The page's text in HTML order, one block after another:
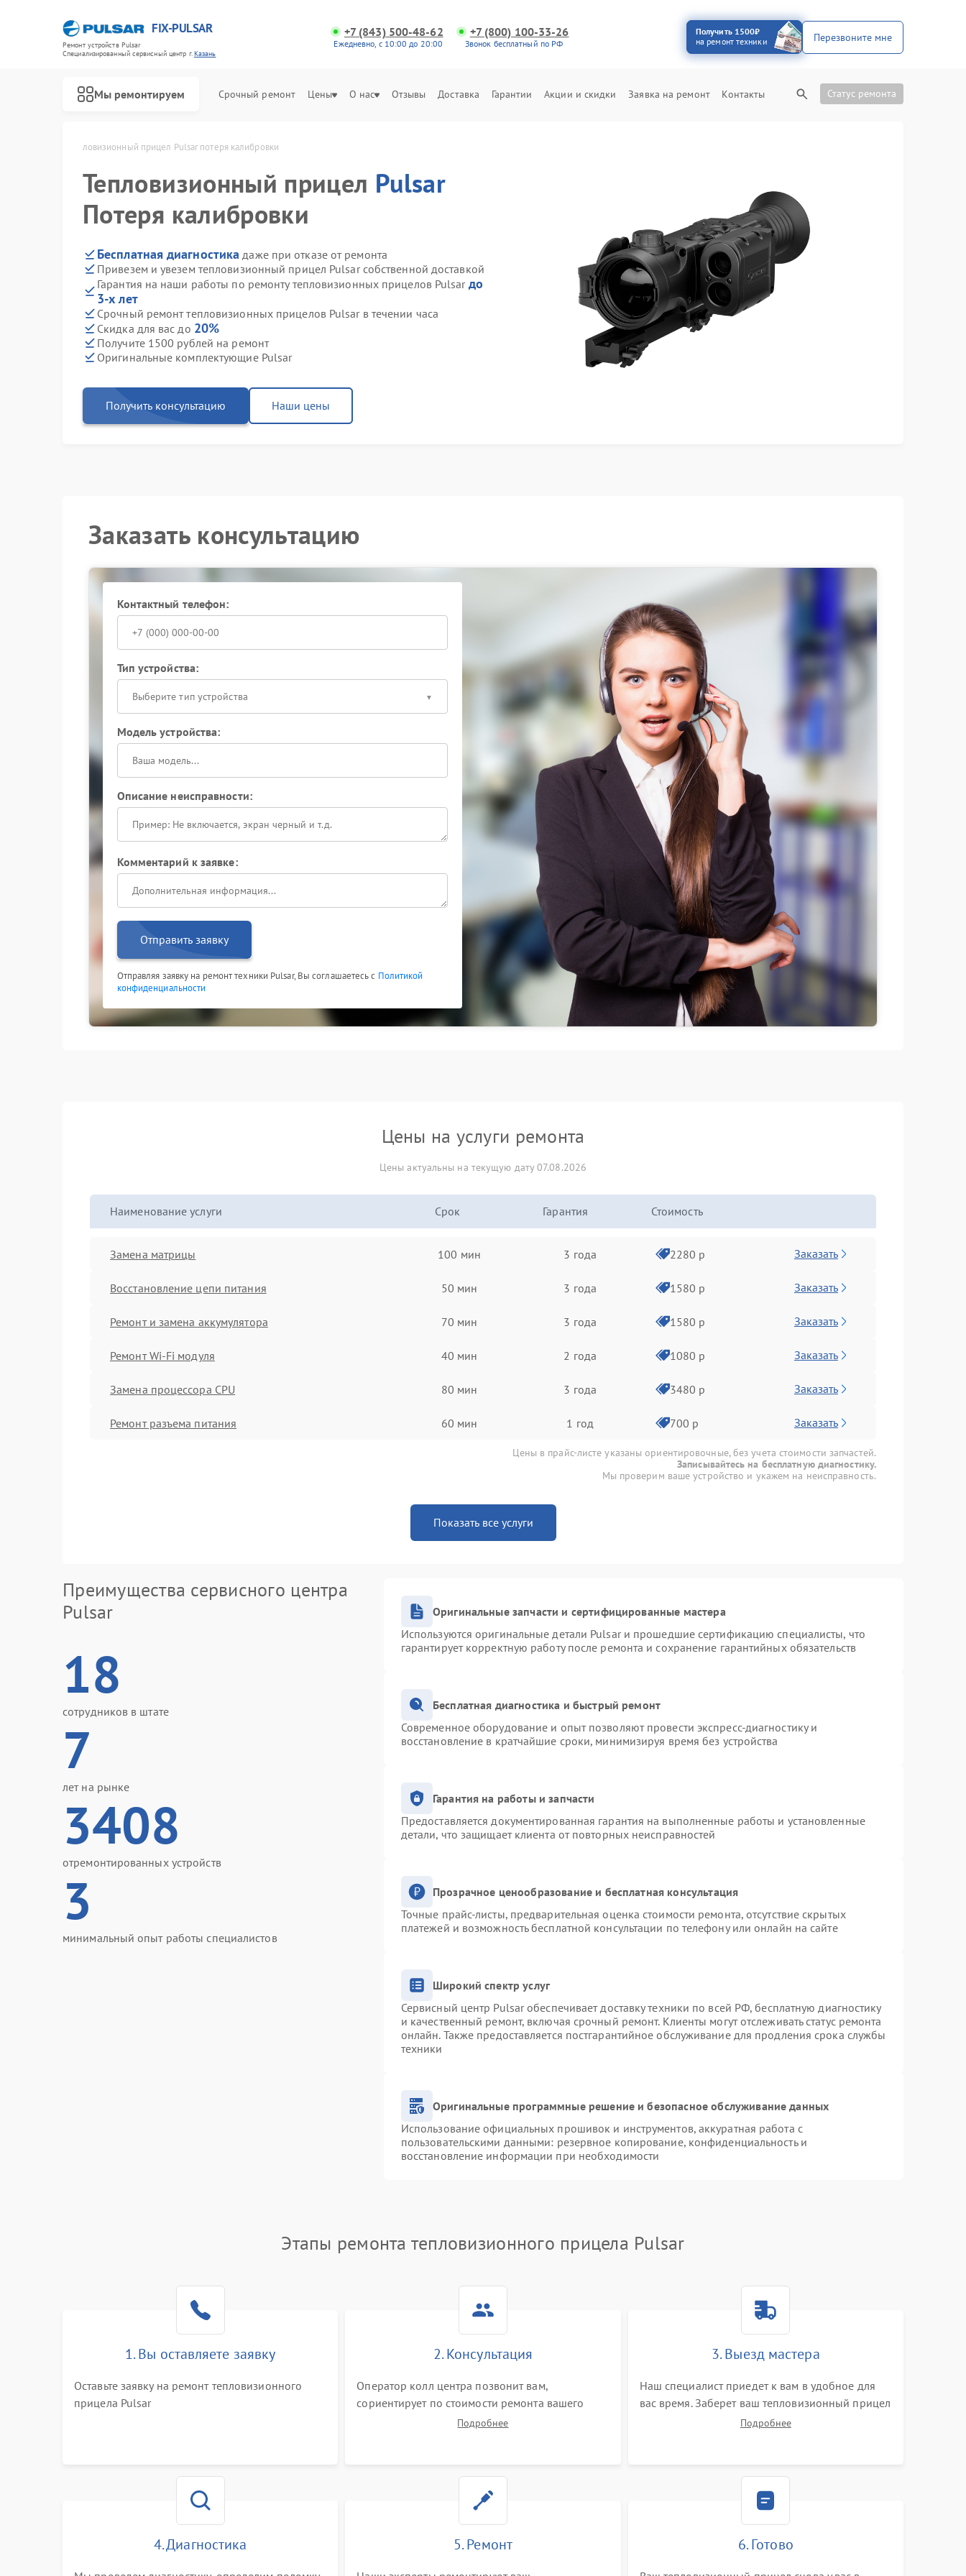
FIX-PULSAR
Ремонт устройств Pulsar
Специализированный cервисный центр г.Казань
+7 (843) 500-48-62
Ежедневно, с 10:00 до 20:00
+7 (800) 100-33-26
Звонок бесплатный по РФ
Получить 1500₽
на ремонт техники
Перезвоните мне
Мы ремонтируем Срочный ремонт Цены О нас Отзывы Доставка Гарантии Акции и скидки Заявка на ремонт Контакты Статус ремонта
Тепловизионный прицел Pulsar потеря калибровки
Тепловизионный прицел Pulsar
Потеря калибровки
Бесплатная диагностика даже при отказе от ремонта
Привезем и увезем тепловизионный прицел Pulsar собственной доставкой
Гарантия на наши работы по ремонту тепловизионных прицелов Pulsar до
3-х лет
Срочный ремонт тепловизионных прицелов Pulsar в течении часа
Скидка для вас до 20%
Получите 1500 рублей на ремонт
Оригинальные комплектующие Pulsar
Получить консультацию Наши цены
Заказать консультацию
Контактный телефон:
Тип устройства:
Выберите тип устройства
Модель устройства:
Описание неисправности:
Комментарий к заявке:
Отправить заявку
Отправляя заявку на ремонт техники Pulsar, Вы соглашаетесь с Политикой
конфиденциальности
Цены на услуги ремонта
Цены актуальны на текущую дату 07.08.2026
Наименование услуги Срок Гарантия Стоимость
Замена матрицы 100 мин 3 года 2280 р Заказать
Восстановление цепи питания 50 мин 3 года 1580 р Заказать
Ремонт и замена аккумулятора 70 мин 3 года 1580 р Заказать
Ремонт Wi-Fi модуля 40 мин 2 года 1080 р Заказать
Замена процессора CPU 80 мин 3 года 3480 р Заказать
Ремонт разъема питания 60 мин 1 год 700 р Заказать
Цены в прайс-листе указаны ориентировочные, без учета стоимости запчастей.
Записывайтесь на бесплатную диагностику.
Мы проверим ваше устройство и укажем на неисправность.
Показать все услуги
Преимущества сервисного центра
Pulsar
18
сотрудников в штате
7
лет на рынке
3408
отремонтированных устройств
3
минимальный опыт работы специалистов
Оригинальные запчасти и сертифицированные мастера
Используются оригинальные детали Pulsar и прошедшие сертификацию специалисты, что
гарантирует корректную работу после ремонта и сохранение гарантийных обязательств
Бесплатная диагностика и быстрый ремонт
Современное оборудование и опыт позволяют провести экспресс-диагностику и
восстановление в кратчайшие сроки, минимизируя время без устройства
Гарантия на работы и запчасти
Предоставляется документированная гарантия на выполненные работы и установленные
детали, что защищает клиента от повторных неисправностей
Прозрачное ценообразование и бесплатная консультация
Точные прайс-листы, предварительная оценка стоимости ремонта, отсутствие скрытых
платежей и возможность бесплатной консультации по телефону или онлайн на сайте
Широкий спектр услуг
Сервисный центр Pulsar обеспечивает доставку техники по всей РФ, бесплатную диагностику
и качественный ремонт, включая срочный ремонт. Клиенты могут отслеживать статус ремонта
онлайн. Также предоставляется постгарантийное обслуживание для продления срока службы
техники
Оригинальные программные решение и безопасное обслуживание данных
Использование официальных прошивок и инструментов, аккуратная работа с
пользовательскими данными: резервное копирование, конфиденциальность и
восстановление информации при необходимости
Этапы ремонта тепловизионного прицела Pulsar
1. Вы оставляете заявку
Оставьте заявку на ремонт тепловизионного
прицела Pulsar
2. Консультация
Оператор колл центра позвонит вам,
сориентирует по стоимости ремонта вашего
тепловизионного прицела а также ответит на
Подробнее
3. Выезд мастера
Наш специалист приедет к вам в удобное для
вас время. Заберет ваш тепловизионный прицел
и привезет на склад для диагностики.
Подробнее
4. Диагностика 5. Ремонт 6. Готово